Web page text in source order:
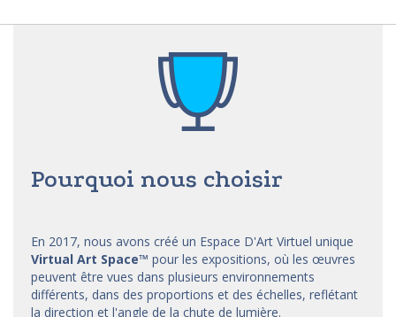
Pourquoi nous choisir
En 2017, nous avons créé un Espace D'Art Virtuel unique
Virtual Art Space™ pour les expositions, où les œuvres
peuvent être vues dans plusieurs environnements
différents, dans des proportions et des échelles, reflétant
la direction et l'angle de la chute de lumière.